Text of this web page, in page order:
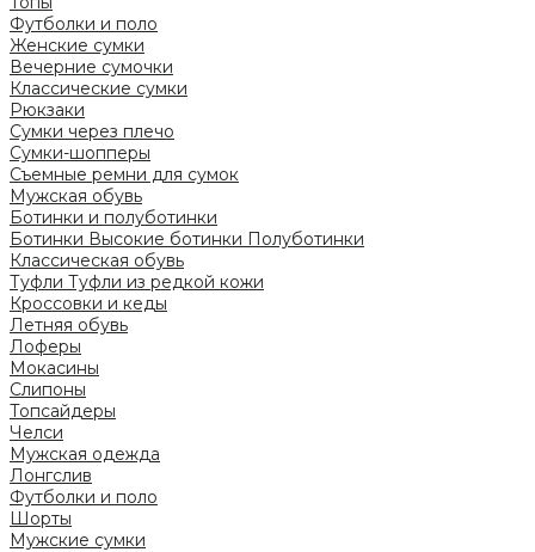
Футболки и поло
Женские сумки
Вечерние сумочки
Классические сумки
Рюкзаки
Сумки через плечо
Сумки-шопперы
Съемные ремни для сумок
Мужская обувь
Ботинки и полуботинки
Ботинки Высокие ботинки Полуботинки
Классическая обувь
Туфли Туфли из редкой кожи
Кроссовки и кеды
Летняя обувь
Лоферы
Мокасины
Слипоны
Топсайдеры
Челси
Мужская одежда
Лонгслив
Футболки и поло
Шорты
Мужские сумки